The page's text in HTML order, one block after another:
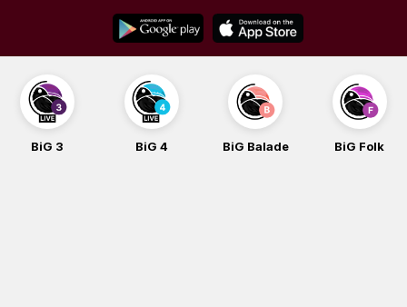
content
BiG 3 BiG 4 BiG Balade BiG Folk